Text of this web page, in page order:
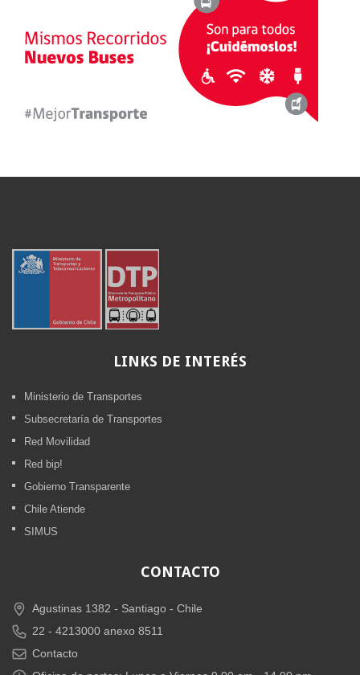
LINKS DE INTERÉS
Ministerio de Transportes
Subsecretaría de Transportes
Red Movilidad
Red bip!
Gobierno Transparente
Chile Atiende
SIMUS
CONTACTO
Agustinas 1382 - Santiago - Chile
22 - 4213000 anexo 8511
Contacto